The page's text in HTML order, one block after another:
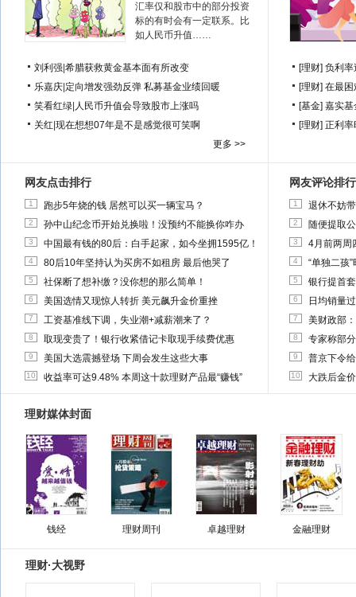
汇率仅和股市中的部分投资
标的有时会有一定联系。比
如人民币升值……
刘利强 希腊获救黄金基本面有所改变
乐嘉庆 定向增发强劲反弹 私募基金业绩回暖
笑看红绿 人民币升值会导致股市上涨吗
关红 现在想想07年是不是感觉很可笑啊
更多 >>
[理财] 负利率
[理财] 在最困
[基金] 嘉实基
[理财] 正利率
网友点击排行
1 跑步5年烧的钱 居然可以买一辆宝马？
2 孙中山纪念币开始兑换啦！没预约不能换你咋办
3 中国最有钱的80后：白手起家，如今坐拥1595亿！
4 80后10年坚持认为买房不如租房 最后他哭了
5 社保断了想补缴？没你想的那么简单！
6 美国选情又现惊人转折 美元飙升金价重挫
7 工资基准线下调，失业潮+减薪潮来了？
8 取现变贵了！银行收紧借记卡取现手续费优惠
9 美国大选震撼登场 下周会发生这些大事
10 收益率可达9.48% 本周这十款理财产品最“赚钱”
网友评论排行
1 退休不妨
2 随便提取
3 4月前两周
4 “单独二孩
5 银行提首
6 日均销量
7 美财政部
8 专家称部
9 普京下令
10 大跌后金
理财媒体封面
钱经 理财周刊 卓越理财 金融理财
理财·大视野